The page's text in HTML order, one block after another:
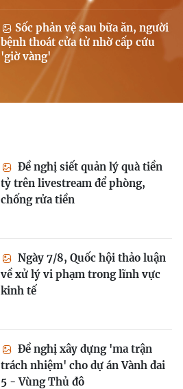
Sốc phản vệ sau bữa ăn, người
bệnh thoát cửa tử nhờ cấp cứu
'giờ vàng'
Đề nghị siết quản lý quà tiền
tỷ trên livestream để phòng,
chống rửa tiền
Ngày 7/8, Quốc hội thảo luận
về xử lý vi phạm trong lĩnh vực
kinh tế
Đề nghị xây dựng 'ma trận
trách nhiệm' cho dự án Vành đai
5 - Vùng Thủ đô